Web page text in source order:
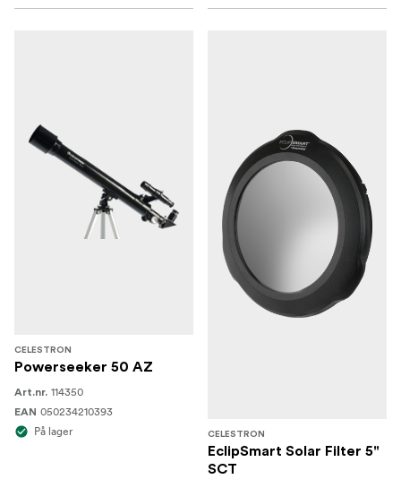
CELESTRON
Powerseeker 50 AZ
Art.nr. 114350
EAN 050234210393
På lager
CELESTRON
EclipSmart Solar Filter 5"
SCT